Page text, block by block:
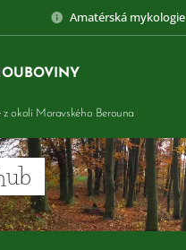
Amatérská mykologie
z okolí Moravského Berouna